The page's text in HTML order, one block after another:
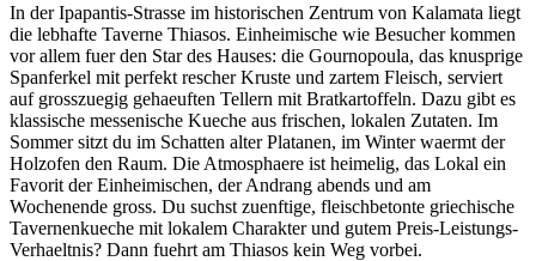
In der Ipapantis-Strasse im historischen Zentrum von Kalamata liegt
die lebhafte Taverne Thiasos. Einheimische wie Besucher kommen
vor allem fuer den Star des Hauses: die Gournopoula, das knusprige
Spanferkel mit perfekt rescher Kruste und zartem Fleisch, serviert
auf grosszuegig gehaeuften Tellern mit Bratkartoffeln. Dazu gibt es
klassische messenische Kueche aus frischen, lokalen Zutaten. Im
Sommer sitzt du im Schatten alter Platanen, im Winter waermt der
Holzofen den Raum. Die Atmosphaere ist heimelig, das Lokal ein
Favorit der Einheimischen, der Andrang abends und am
Wochenende gross. Du suchst zuenftige, fleischbetonte griechische
Tavernenkueche mit lokalem Charakter und gutem Preis-Leistungs-
Verhaeltnis? Dann fuehrt am Thiasos kein Weg vorbei.